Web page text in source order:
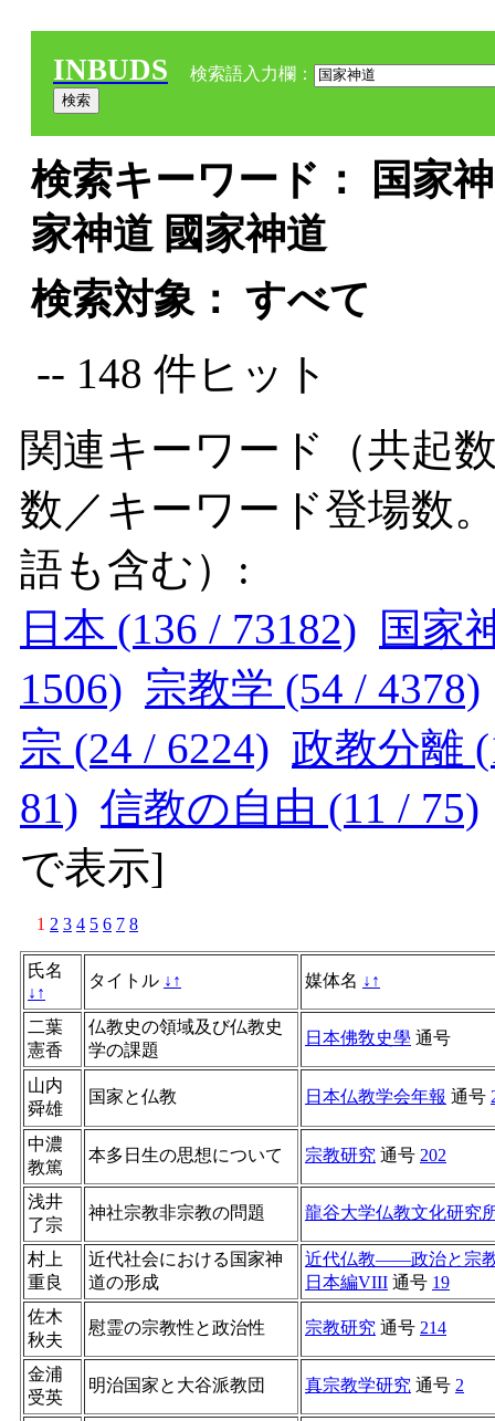
INBUDS 検索語入力欄：
検索キーワード： 国家
家神道 國家神道
検索対象： すべて
-- 148 件ヒット
関連キーワード（共起
数／キーワード登場数
語も含む）:
日本 (136 / 73182)
国家
1506) 宗教学 (54 / 4378)
宗 (24 / 6224) 政教分離
81) 信教の自由 (11 / 75)
で表示]
1 2 3 4 5 6 7 8
氏名
↓ ↑
タイトル ↓ ↑ 媒体名 ↓ ↑
二葉
憲香
仏教史の領域及び仏教史
学の課題
日本佛敎史學 通号
山内
舜雄
国家と仏教 日本仏教学会年報 通号
中濃
教篤
本多日生の思想について 宗教研究 通号 202
浅井
了宗
神社宗教非宗教の問題 龍谷大学仏教文化研究
村上
重良
近代社会における国家神
道の形成
近代仏教――政治と宗
日本編VIII 通号 19
佐木
秋夫
慰霊の宗教性と政治性 宗教研究 通号 214
金浦
受英
明治国家と大谷派教団 真宗教学研究 通号 2